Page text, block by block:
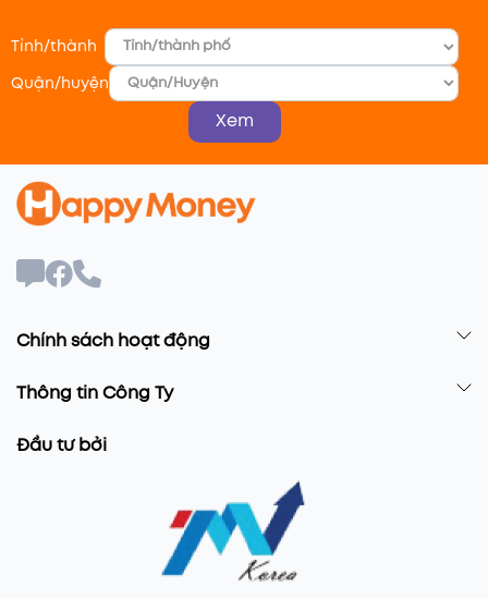
Tỉnh/thành
Quận/huyện
Xem
Chính sách hoạt động
Thông tin Công Ty
Đầu tư bởi